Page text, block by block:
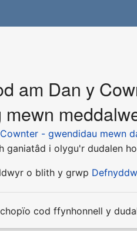
am Dan y
mewn
- gwendidau mewn
ganiatâd i olygu'r dudalen
o blith y grwp
cod ffynhonnell y